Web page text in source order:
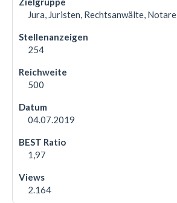
Jura, Juristen, Rechtsanwälte, Notare
254
500
04.07.2019
1,97
2.164